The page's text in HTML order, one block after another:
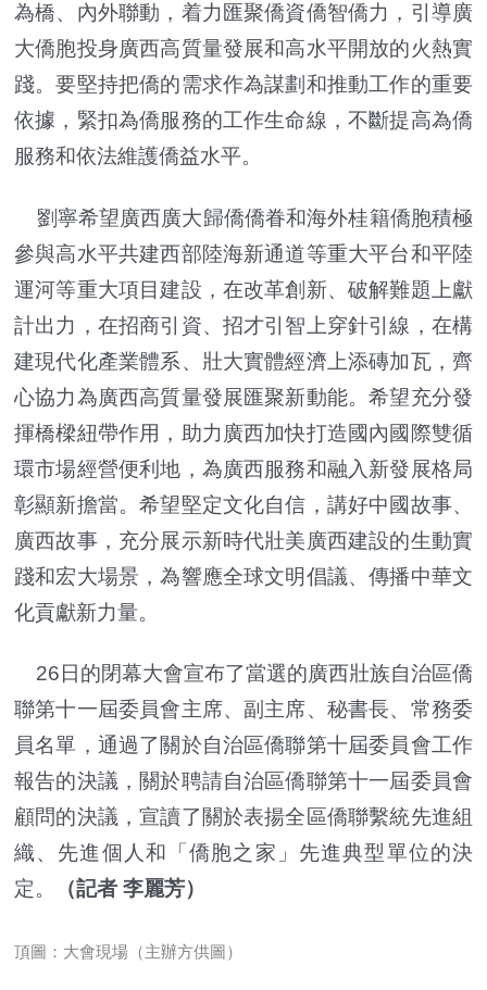
為橋、內外聯動，着力匯聚僑資僑智僑力，引導廣
大僑胞投身廣西高質量發展和高水平開放的火熱實
踐。要堅持把僑的需求作為謀劃和推動工作的重要
依據，緊扣為僑服務的工作生命線，不斷提高為僑
服務和依法維護僑益水平。
劉寧希望廣西廣大歸僑僑眷和海外桂籍僑胞積極
參與高水平共建西部陸海新通道等重大平台和平陸
運河等重大項目建設，在改革創新、破解難題上獻
計出力，在招商引資、招才引智上穿針引線，在構
建現代化產業體系、壯大實體經濟上添磚加瓦，齊
心協力為廣西高質量發展匯聚新動能。希望充分發
揮橋樑紐帶作用，助力廣西加快打造國內國際雙循
環市場經營便利地，為廣西服務和融入新發展格局
彰顯新擔當。希望堅定文化自信，講好中國故事、
廣西故事，充分展示新時代壯美廣西建設的生動實
踐和宏大場景，為響應全球文明倡議、傳播中華文
化貢獻新力量。
26日的閉幕大會宣布了當選的廣西壯族自治區僑
聯第十一屆委員會主席、副主席、秘書長、常務委
員名單，通過了關於自治區僑聯第十屆委員會工作
報告的決議，關於聘請自治區僑聯第十一屆委員會
顧問的決議，宣讀了關於表揚全區僑聯繫統先進組
織、先進個人和「僑胞之家」先進典型單位的決
定。
（記者 李麗芳）
頂圖：大會現場（主辦方供圖）